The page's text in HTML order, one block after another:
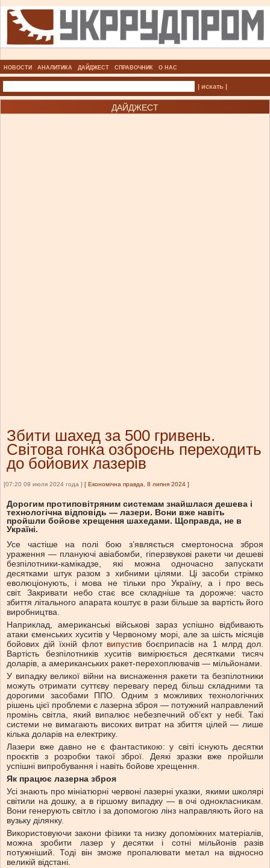
НОВОСТИ АНАЛИТИКА ДАЙДЖЕСТ СПРАВОЧНИК О НАС
| искать |
ДАЙДЖЕСТ
Збити шахед за 500 гривень.
Світова гонка озброєнь переходить
до бойових лазерів
[07:20 09 июля 2024 года ] [ Економічна правда, 8 липня 2024 ]
Дорогим протиповітряним системам знайшлася дешева і
технологічна відповідь — лазери. Вони вже навіть
пройшли бойове хрещення шахедами. Щоправда, не в
Україні.
Усе частіше на полі бою з’являється смертоносна зброя
ураження — плануючі авіабомби, гіперзвукові ракети чи дешеві
безпілотники-камікадзе, які можна одночасно запускати
десятками штук разом з хибними цілями. Ці засоби стрімко
еволюціонують, і мова не тільки про Україну, а і про весь
світ. Закривати небо стає все складніше та дорожче: часто
збиття літального апарата коштує в рази більше за вартість його
виробництва.
Наприклад, американські військові зараз успішно відбивають
атаки єменських хуситів у Червоному морі, але за шість місяців
бойових дій їхній флот випустивбоєприпасів на 1 млрд дол.
Вартість безпілотників хуситів вимірюється десятками тисяч
доларів, а американських ракет-перехоплювачів — мільйонами.
У випадку великої війни на виснаження ракети та безпілотники
можуть отримати суттєву перевагу перед більш складними та
дорогими засобами ППО. Одним з можливих технологічних
рішень цієї проблеми є лазерна зброя — потужний направлений
промінь світла, який випалює небезпечний об’єкт у небі. Такі
системи не вимагають високих витрат на збиття цілей — лише
кілька доларів на електрику.
Лазери вже давно не є фантастикою: у світі існують десятки
проєктів з розробки такої зброї. Деякі зразки вже пройшли
успішні випробування і навіть бойове хрещення.
Як працює лазерна зброя
Усі знають про мініатюрні червоні лазерні указки, якими школярі
світили на дошку, а в гіршому випадку — в очі однокласникам.
Вони генерують світло і за допомогою лінз направляють його на
вузьку ділянку.
Використовуючи закони фізики та низку допоміжних матеріалів,
можна зробити лазер у десятки і сотні мільйонів разів
потужніший. Тоді він зможе пропалювати метал на відносно
великій відстані.